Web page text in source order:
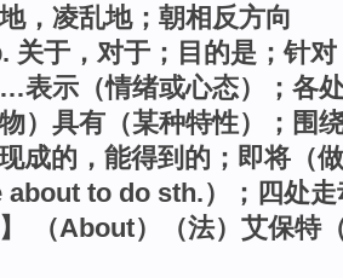
，凌乱地；朝相反方向
关于，对于；目的是；针
示（情绪或心态）；各
）具有（某种特性）；围
成的，能得到的；即将
about to do sth.）；四处
】 （About）（法）艾保特